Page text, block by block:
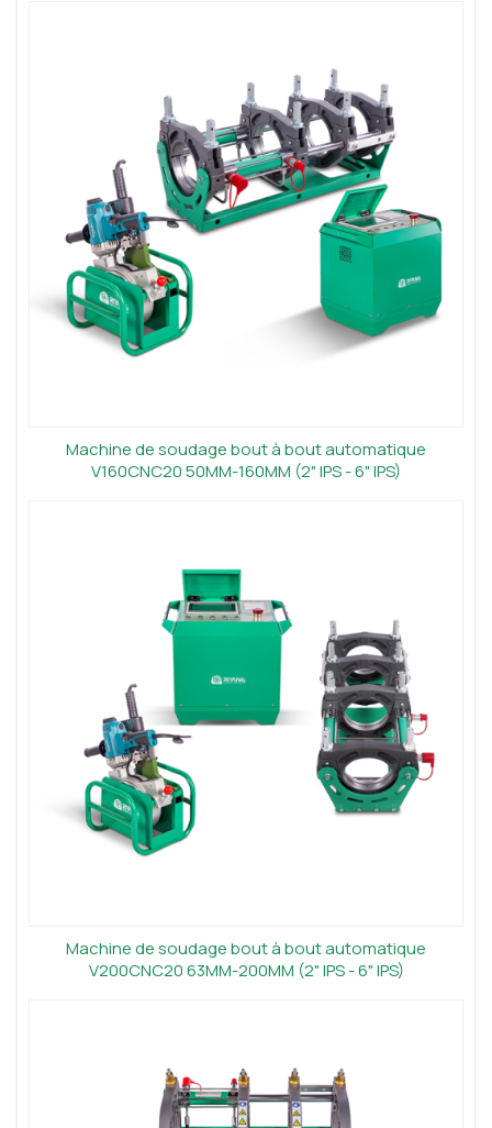
Machine de soudage bout à bout automatique
V160CNC20 50MM-160MM (2" IPS - 6" IPS)
Machine de soudage bout à bout automatique
V200CNC20 63MM-200MM (2" IPS - 6" IPS)